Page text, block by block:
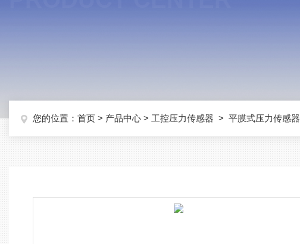
您的位置： 首页 > 产品中心 > 工控压力传感器 > 平膜式压力传感器